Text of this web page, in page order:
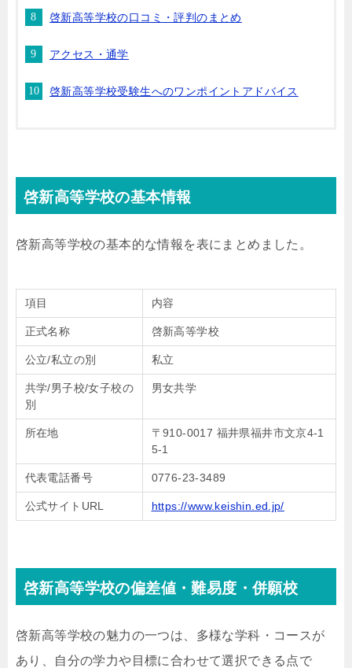
啓新高等学校の口コミ・評判のまとめ
アクセス・通学
啓新高等学校受験生へのワンポイントアドバイス
啓新高等学校の基本情報
啓新高等学校の基本的な情報を表にまとめました。
項目 内容
正式名称 啓新高等学校
公立/私立の別 私立
共学/男子校/女子校の
別
男女共学
所在地
〒910-0017 福井県福井市文京4-1
5-1
代表電話番号 0776-23-3489
公式サイトURL https://www.keishin.ed.jp/
啓新高等学校の偏差値・難易度・併願校
啓新高等学校の魅力の一つは、多様な学科・コースが
あり、自分の学力や目標に合わせて選択できる点で